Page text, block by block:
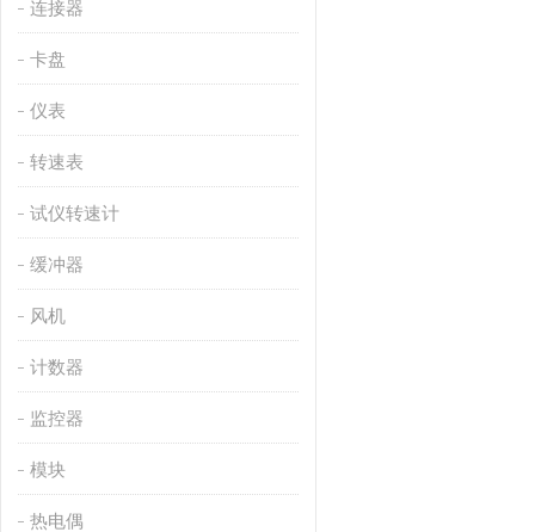
连接器
卡盘
仪表
转速表
试仪转速计
缓冲器
风机
计数器
监控器
模块
热电偶